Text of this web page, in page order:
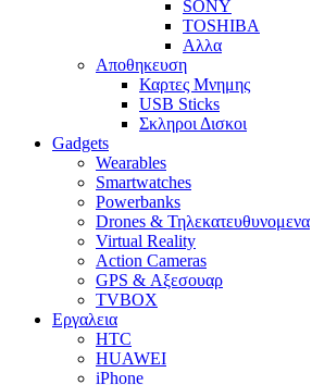
SONY
TOSHIBA
Αλλα
Αποθηκευση
Καρτες Μνημης
USB Sticks
Σκληροι Δισκοι
Gadgets
Wearables
Smartwatches
Powerbanks
Drones & Τηλεκατευθυνομενα
Virtual Reality
Action Cameras
GPS & Αξεσουαρ
TVBOX
Εργαλεια
HTC
HUAWEI
iPhone